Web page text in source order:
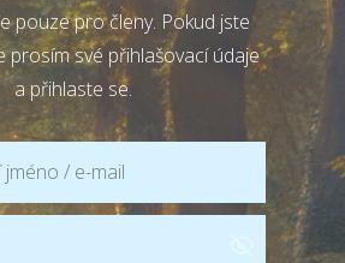
pouze pro členy. Pokud jste
prosím své přihlašovací údaje
a přihlaste se.